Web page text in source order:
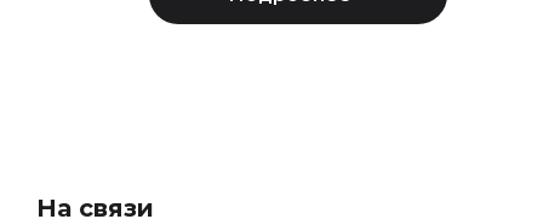
На связи